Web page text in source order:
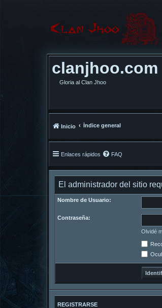
clanjhoo.com
Gloria al Clan Jhoo
Inicio Índice general
Enlaces rápidos FAQ
El administrador del sitio
Nombre de Usuario:
Contraseña:
Olvidé
REGISTRARSE